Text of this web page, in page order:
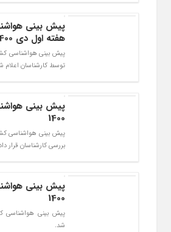
پیش بینی
هفته اول دی 1400
توسط کارشناسان اعلام
پیش بینی
1400
بررسی کارشناسان قرار
پیش بینی
1400
شد.